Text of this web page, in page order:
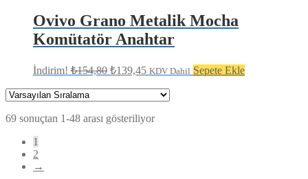
₺182,70.
Ovivo Grano Metalik Mocha
Komütatör Anahtar
İndirim! ₺154,80 Orijinal
₺139,45 Şu
fiyat:
KDV Dahil Sepete Ekle
69 sonuçtan 1-48 arası gösteriliyor
1
2
→